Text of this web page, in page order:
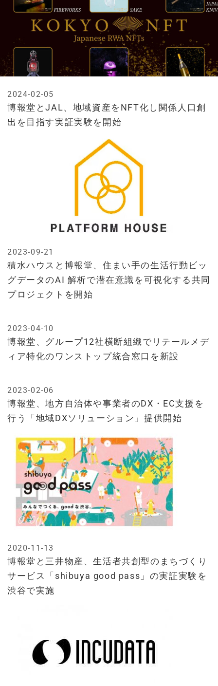
博報堂とJAL、地域資産をNFT化し関係人口創
出を目指す実証実験を開始
2024-02-05
積水ハウスと博報堂、住まい手の生活行動ビッ
グデータのAI 解析で潜在意識を可視化する共同
プロジェクトを開始
2023-09-21
博報堂、グループ12社横断組織でリテールメデ
ィア特化のワンストップ統合窓口を新設
2023-04-10
博報堂、地方自治体や事業者のDX・EC支援を
行う「地域DXソリューション」提供開始
2023-02-06
博報堂と三井物産、生活者共創型のまちづくり
サービス「shibuya good pass」の実証実験を
渋谷で実施
2020-11-13